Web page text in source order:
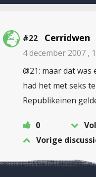
#22 Cerridwen
4 december 2007 ,
@21: maar dat
had het met seks
Republikeinen
0
Vorige